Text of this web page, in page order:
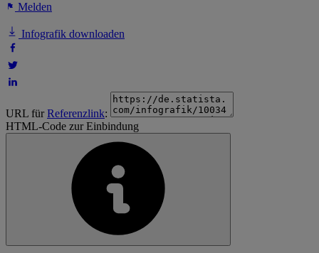
Melden
Infografik downloaden
URL fürReferenzlink:
HTML-Code zur Einbindung